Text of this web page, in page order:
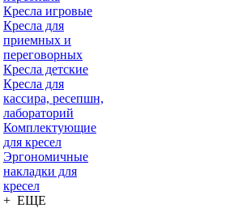
Кресла игровые
Кресла для
приемных и
переговорных
Кресла детские
Кресла для
кассира, ресепшн,
лабораторий
Комплектующие
для кресел
Эргономичные
накладки для
кресел
+ ЕЩЕ